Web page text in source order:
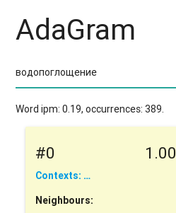
AdaGram
Word ipm: 0.19, occurrences: 389.
#0 1.00
Contexts: …
Neighbours: